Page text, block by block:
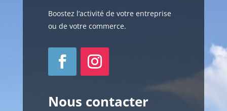
Boostez l’activité de votre entreprise
ou de votre commerce.
Nous contacter